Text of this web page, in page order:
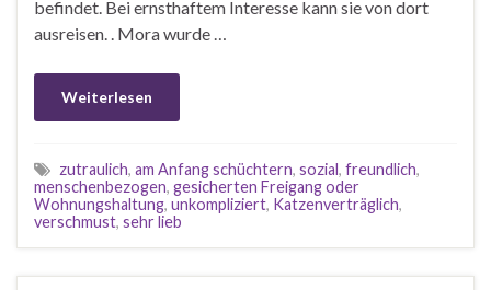
befindet. Bei ernsthaftem Interesse kann sie von dort
ausreisen. . Mora wurde …
Weiterlesen
zutraulich, am Anfang schüchtern, sozial, freundlich,
menschenbezogen, gesicherten Freigang oder
Wohnungshaltung, unkompliziert, Katzenverträglich,
verschmust, sehr lieb